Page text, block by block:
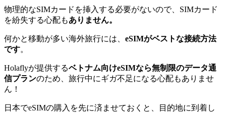
物理的なSIMカードを挿入する必要がないので、SIMカード
を紛失する心配もありません。
何かと移動が多い海外旅行には、 eSIMがベストな接続方法
です。
Holaflyが提供するベトナム向けeSIMなら無制限のデータ通
信プランのため、旅行中にギガ不足になる心配もありませ
ん！
日本でeSIMの購入を先に済ませておくと、目的地に到着し